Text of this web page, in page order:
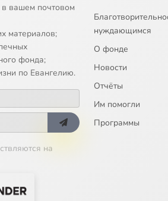
вашем почтовом
материалов;
фонда;
по Евангелию.
на
нуждающимся
О фонде
Новости
Отчёты
Им помогли
Программы